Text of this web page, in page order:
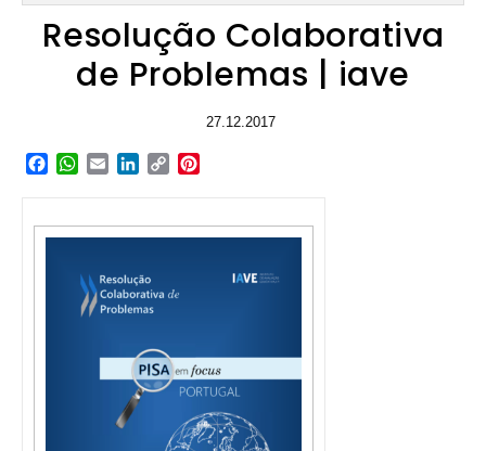
Resolução Colaborativa
de Problemas | iave
27.12.2017
Facebook
WhatsApp
EmailLinkedIn
Copy